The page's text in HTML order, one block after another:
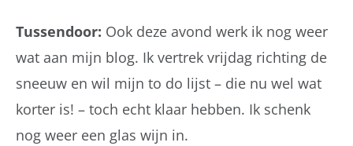
Tussendoor: Ook deze avond werk ik nog weer
wat aan mijn blog. Ik vertrek vrijdag richting de
sneeuw en wil mijn to do lijst – die nu wel wat
korter is! – toch echt klaar hebben. Ik schenk
nog weer een glas wijn in.